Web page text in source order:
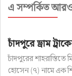
এ সম্পর্কিত
চাঁদপুরে ড্রাম
চাঁদপুরের শাহরাস্তিতে
হোসেন (৭) নামে এক